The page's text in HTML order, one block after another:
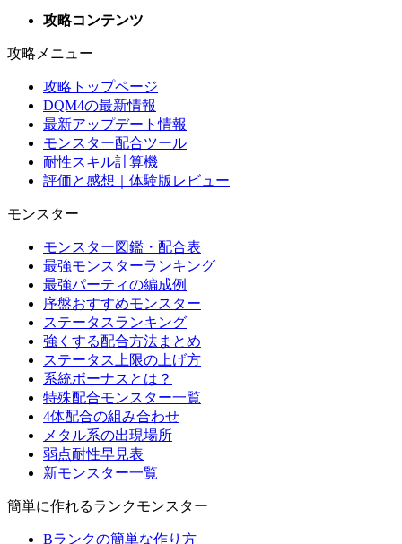
攻略コンテンツ
攻略メニュー
攻略トップページ
DQM4の最新情報
最新アップデート情報
モンスター配合ツール
耐性スキル計算機
評価と感想｜体験版レビュー
モンスター
モンスター図鑑・配合表
最強モンスターランキング
最強パーティの編成例
序盤おすすめモンスター
ステータスランキング
強くする配合方法まとめ
ステータス上限の上げ方
系統ボーナスとは？
特殊配合モンスター一覧
4体配合の組み合わせ
メタル系の出現場所
弱点耐性早見表
新モンスター一覧
簡単に作れるランクモンスター
Bランクの簡単な作り方